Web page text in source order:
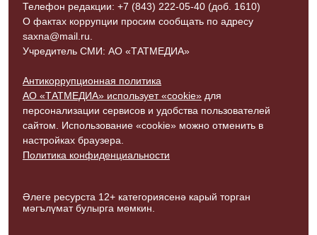
Телефон редакции: +7 (843) 222-05-40 (доб. 1610)
О фактах коррупции просим сообщать по адресу
saxna@mail.ru.
Учредитель СМИ: АО «ТАТМЕДИА»
Антикоррупционная политика
АО «ТАТМЕДИА» использует «cookie» для
персонализации сервисов и удобства пользователей
сайтом. Использование «cookie» можно отменить в
настройках браузера.
Политика конфиденциальности
Әлеге ресурста 12+ категориясенә карый торган
мәгълүмат булырга мөмкин.